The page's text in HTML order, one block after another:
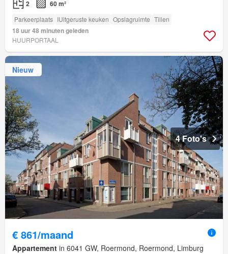
2 60 m²
Parkeerplaats IUitgeruste keuken Opslagruimte Tillen
18 uur 48 minuten geleden
HUURPORTAAL
Nieuw
4 Foto's
€ 861/maand
Appartement in 6041 GW, Roermond, Roermond, Limburg